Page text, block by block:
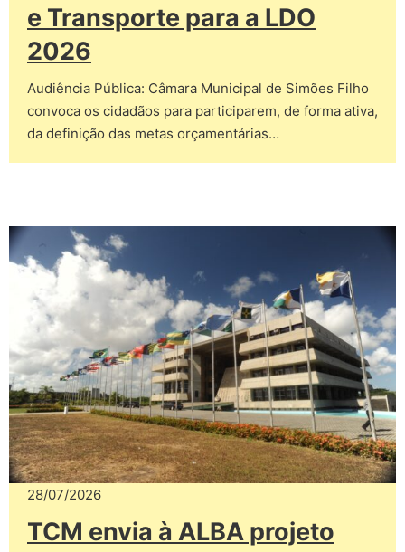
e Transporte para a LDO
2026
Audiência Pública: Câmara Municipal de Simões Filho
convoca os cidadãos para participarem, de forma ativa,
da definição das metas orçamentárias…
28/07/2026
TCM envia à ALBA projeto